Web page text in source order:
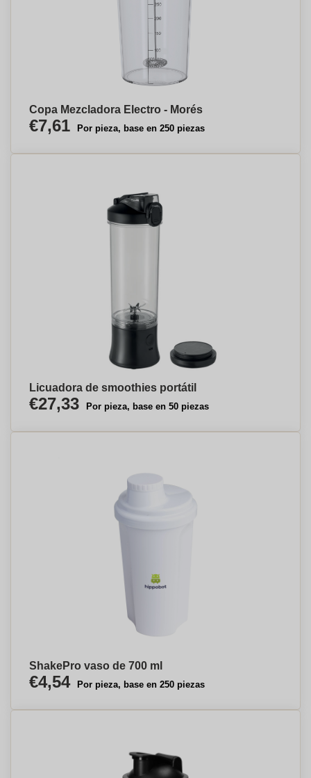
Copa Mezcladora Electro - Morés
€7,61 Por pieza, base en 250 piezas
Licuadora de smoothies portátil
€27,33 Por pieza, base en 50 piezas
ShakePro vaso de 700 ml
€4,54 Por pieza, base en 250 piezas